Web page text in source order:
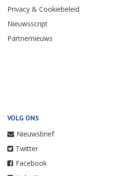
Privacy & Cookiebeleid
Nieuwsscript
Partnernieuws
VOLG ONS
Nieuwsbrief
Twitter
Facebook